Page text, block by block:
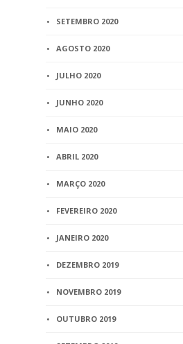
SETEMBRO 2020
AGOSTO 2020
JULHO 2020
JUNHO 2020
MAIO 2020
ABRIL 2020
MARÇO 2020
FEVEREIRO 2020
JANEIRO 2020
DEZEMBRO 2019
NOVEMBRO 2019
OUTUBRO 2019